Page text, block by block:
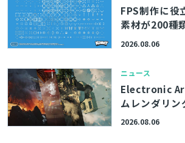
FPS制作に役
素材が200種
ットパック
2026.08.06
ニュース
Electronic
ムレンダリ
eractive内製
2026.08.06